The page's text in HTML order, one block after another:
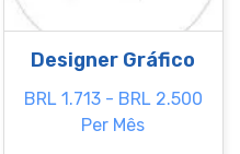
Designer Gráfico
BRL 1.713 - BRL 2.500
Per Mês